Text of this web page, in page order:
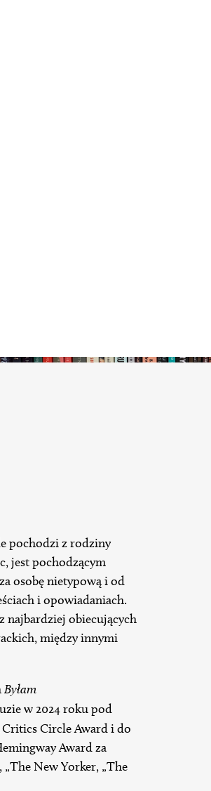
pochodzi z rodziny
jest pochodzącym
osobę nietypową i od
i opowiadaniach.
najbardziej obiecujących
między innymi
Byłam
w 2024 roku pod
Circle Award i do
Award za
New Yorker, „The